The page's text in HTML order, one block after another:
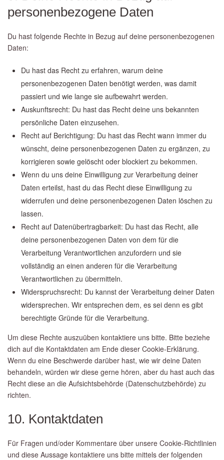
personenbezogene Daten
Du hast folgende Rechte in Bezug auf deine personenbezogenen
Daten:
Du hast das Recht zu erfahren, warum deine
personenbezogenen Daten benötigt werden, was damit
passiert und wie lange sie aufbewahrt werden.
Auskunftsrecht: Du hast das Recht deine uns bekannten
persönliche Daten einzusehen.
Recht auf Berichtigung: Du hast das Recht wann immer du
wünscht, deine personenbezogenen Daten zu ergänzen, zu
korrigieren sowie gelöscht oder blockiert zu bekommen.
Wenn du uns deine Einwilligung zur Verarbeitung deiner
Daten erteilst, hast du das Recht diese Einwilligung zu
widerrufen und deine personenbezogenen Daten löschen zu
lassen.
Recht auf Datenübertragbarkeit: Du hast das Recht, alle
deine personenbezogenen Daten von dem für die
Verarbeitung Verantwortlichen anzufordern und sie
vollständig an einen anderen für die Verarbeitung
Verantwortlichen zu übermitteln.
Widerspruchsrecht: Du kannst der Verarbeitung deiner Daten
widersprechen. Wir entsprechen dem, es sei denn es gibt
berechtigte Gründe für die Verarbeitung.
Um diese Rechte auszuüben kontaktiere uns bitte. Bitte beziehe
dich auf die Kontaktdaten am Ende dieser Cookie-Erklärung.
Wenn du eine Beschwerde darüber hast, wie wir deine Daten
behandeln, würden wir diese gerne hören, aber du hast auch das
Recht diese an die Aufsichtsbehörde (Datenschutzbehörde) zu
richten.
10. Kontaktdaten
Für Fragen und/oder Kommentare über unsere Cookie-Richtlinien
und diese Aussage kontaktiere uns bitte mittels der folgenden